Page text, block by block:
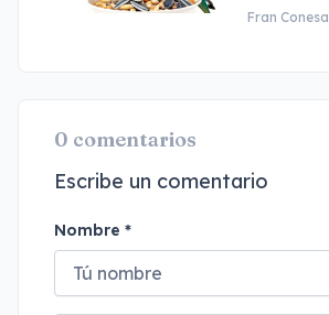
Fran Conesa
0 comentarios
Escribe un comentario
Nombre *